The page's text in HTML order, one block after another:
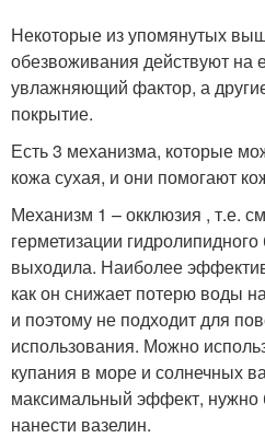
Некоторые из упомянутых
обезвоживания действуют на
увлажняющий фактор, а
покрытие.
Есть 3 механизма, которые
кожа сухая, и они помогают
Механизм 1 – окклюзия , т.е.
герметизации
выходила. Наиболее
как он снижает потерю воды
и поэтому не подходит для
использования. Можно
купания в море и солнечных
максимальный эффект, нужно
нанести вазелин.